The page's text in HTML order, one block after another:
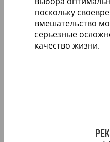
поскольку
вмешательство
серьезные
качество жизни.